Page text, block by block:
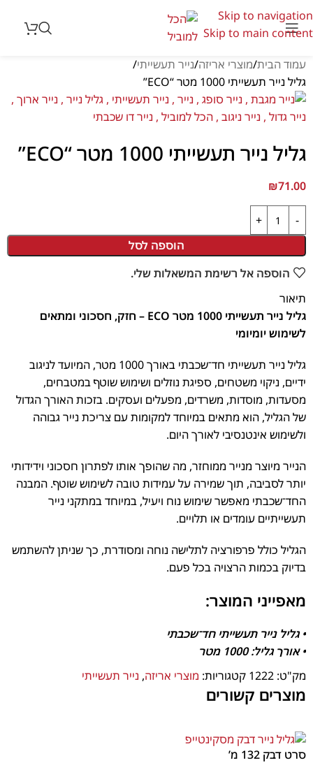
Skip to navigation
Skip to main content
עמוד הבית מוצרי אריזה נייר תעשייתי
גליל נייר תעשייתי 1000 מטר “ECO”
גליל נייר תעשייתי 1000 מטר “ECO”
₪71.00
הוספה לסל
הוספה אל רשימת המשאלות שלי.
תיאור
גליל נייר תעשייתי 1000 מטר ECO – חזק, חסכוני ומתאים
לשימוש יומיומי
גליל נייר תעשייתי חד־שכבתי באורך 1000 מטר, המיועד לניגוב
ידיים, ניקוי משטחים, ספיגת נוזלים ושימוש שוטף במטבחים,
מסעדות, מוסדות, משרדים, מפעלים ועסקים. בזכות האורך הגדול
של הגליל, הוא מתאים במיוחד למקומות עם צריכת נייר גבוהה
ולשימוש אינטנסיבי לאורך היום.
הנייר מיוצר מנייר ממוחזר, מה שהופך אותו לפתרון חסכוני וידידותי
יותר לסביבה, תוך שמירה על עמידות טובה לשימוש שוטף. המבנה
החד־שכבתי מאפשר שימוש נוח ויעיל, במיוחד במתקני נייר
תעשייתיים עומדים או תלויים.
הגליל כולל פרפורציה לתלישה נוחה ומסודרת, כך שניתן להשתמש
בדיוק בכמות הרצויה בכל פעם.
מאפייני המוצר:
• גליל נייר תעשייתי חד־שכבתי
• אורך גליל: 1000 מטר
• נייר ממוחזר ECO
• כולל פרפורציה לתלישה נוחה
• מתאים לניגוב ידיים וניקוי משטחים
• שימוש נפוץ במטבחים, מסעדות, משרדים, מוסדות ועסקים
מק"ט: 1222 קטגוריות: מוצרי אריזה, נייר תעשייתי
מוצרים קשורים
סרט דבק 132 מ’